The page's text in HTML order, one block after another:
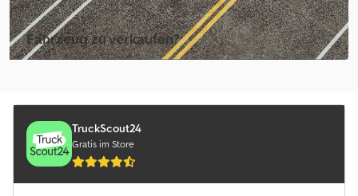
Fahrzeug zu verkaufen?
TruckScout24
Gratis im Store